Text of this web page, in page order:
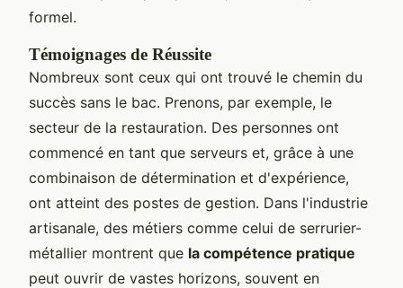
formel.
Témoignages de Réussite
Nombreux sont ceux qui ont trouvé le chemin du
succès sans le bac. Prenons, par exemple, le
secteur de la restauration. Des personnes ont
commencé en tant que serveurs et, grâce à une
combinaison de détermination et d'expérience,
ont atteint des postes de gestion. Dans l'industrie
artisanale, des métiers comme celui de serrurier-
métallier montrent que la compétence pratique
peut ouvrir de vastes horizons, souvent en